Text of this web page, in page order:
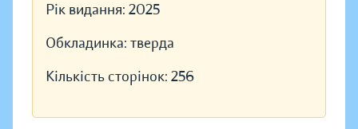
Рік видання: 2025
Обкладинка: тверда
Кількість сторінок: 256